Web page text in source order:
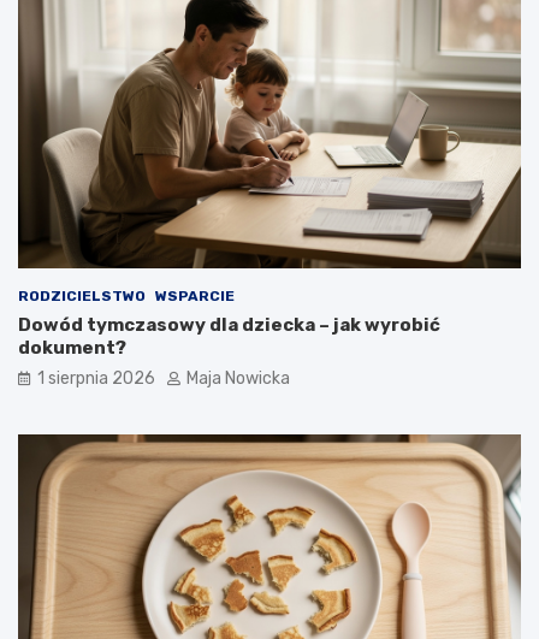
RODZICIELSTWO WSPARCIE
Dowód tymczasowy dla dziecka – jak wyrobić
dokument?
1 sierpnia 2026 Maja Nowicka